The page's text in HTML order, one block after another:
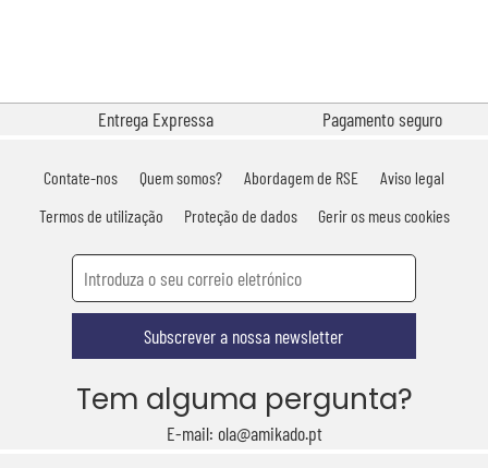
Entrega Expressa Pagamento seguro
Contate-nos Quem somos? Abordagem de RSE
Aviso legal
Termos de utilização
Proteção de dados Gerir os meus cookies
Subscrever a nossa newsletter
Tem alguma pergunta?
E-mail: ola@amikado.pt